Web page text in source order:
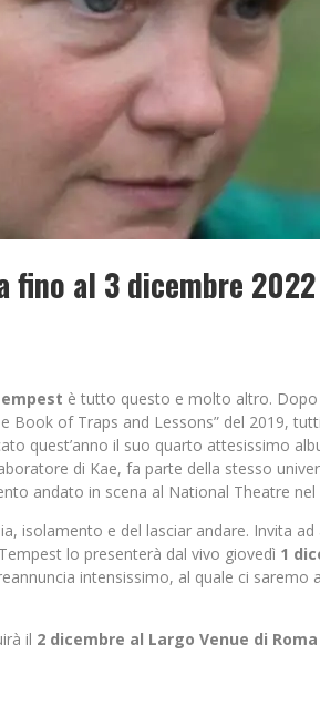
fino al 3 dicembre 2022
è tutto questo e molto altro.
Book of Traps and Lessons” del 2019,
quest’anno il suo quarto attesissimo
di Kae, fa parte della stesso
andato in scena al National Theatre nel
isolamento e del lasciar andare. Invita
lo presenterà dal vivo giovedì 1
intensissimo, al quale ci saremo
il 2 dicembre al Largo Venue di Roma